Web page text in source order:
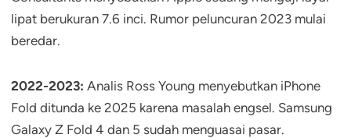
lipat berukuran 7.6 inci. Rumor peluncuran 2023 mulai
beredar.
2022-2023: Analis Ross Young menyebutkan iPhone
Fold ditunda ke 2025 karena masalah engsel. Samsung
Galaxy Z Fold 4 dan 5 sudah menguasai pasar.